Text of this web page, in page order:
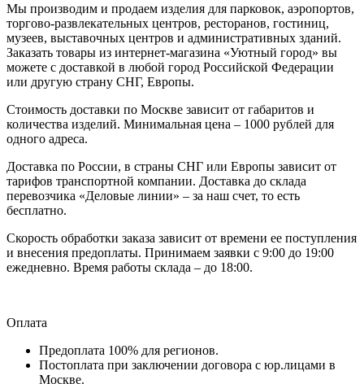
Мы производим и продаем изделия для парковок, аэропортов,
торгово-развлекательных центров, ресторанов, гостиниц,
музеев, выставочных центров и административных зданий.
Заказать товары из интернет-магазина «Уютный город» вы
можете с доставкой в любой город Российской Федерации
или другую страну СНГ, Европы.
Стоимость доставки по Москве зависит от габаритов и
количества изделий. Минимальная цена – 1000 рублей для
одного адреса.
Доставка по России, в страны СНГ или Европы зависит от
тарифов транспортной компании. Доставка до склада
перевозчика «Деловые линии» – за наш счет, то есть
бесплатно.
Скорость обработки заказа зависит от времени ее поступления
и внесения предоплаты. Принимаем заявки с 9:00 до 19:00
ежедневно. Время работы склада – до 18:00.
Оплата
Предоплата 100% для регионов.
Постоплата при заключении договора с юр.лицами в
Москве.